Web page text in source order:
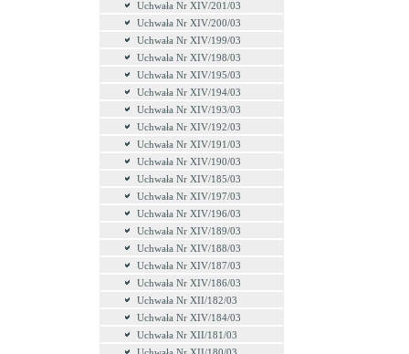
Uchwała Nr XIV/201/03
Uchwała Nr XIV/200/03
Uchwała Nr XIV/199/03
Uchwała Nr XIV/198/03
Uchwała Nr XIV/195/03
Uchwała Nr XIV/194/03
Uchwała Nr XIV/193/03
Uchwała Nr XIV/192/03
Uchwała Nr XIV/191/03
Uchwała Nr XIV/190/03
Uchwała Nr XIV/185/03
Uchwała Nr XIV/197/03
Uchwała Nr XIV/196/03
Uchwała Nr XIV/189/03
Uchwała Nr XIV/188/03
Uchwała Nr XIV/187/03
Uchwała Nr XIV/186/03
Uchwała Nr XII/182/03
Uchwała Nr XIV/184/03
Uchwała Nr XII/181/03